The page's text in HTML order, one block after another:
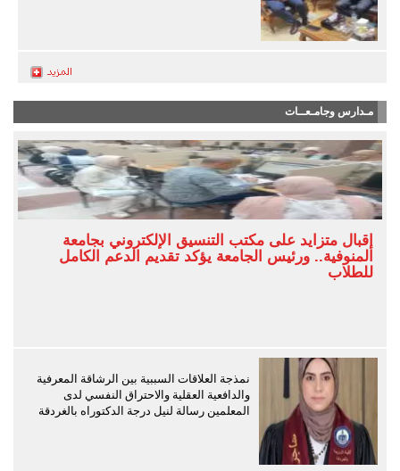
مـدارس وجامـعــات
إقبال متزايد على مكتب التنسيق الإلكتروني بجامعة
المنوفية.. ورئيس الجامعة يؤكد تقديم الدعم الكامل
للطلاب
نمذجة العلاقات السببية بين الرشاقة المعرفية
والدافعية العقلية والاحتراق النفسي لدى
المعلمين رسالة لنيل درجة الدكتوراه بالغردقة